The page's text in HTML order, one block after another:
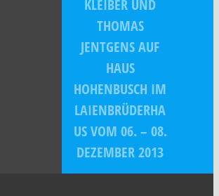
KLEIBER UND
THOMAS
JENTGENS AUF
HAUS
HOHENBUSCH IM
LAIENBRÜDERHA
US VOM 06. – 08.
DEZEMBER 2013